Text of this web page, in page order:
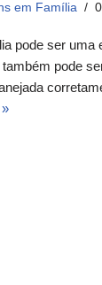
em Família
pode ser uma
pode